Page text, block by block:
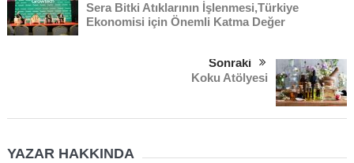
Sera Bitki Atıklarının İşlenmesi,Türkiye
Ekonomisi için Önemli Katma Değer
Sonraki
Koku Atölyesi
YAZAR HAKKINDA